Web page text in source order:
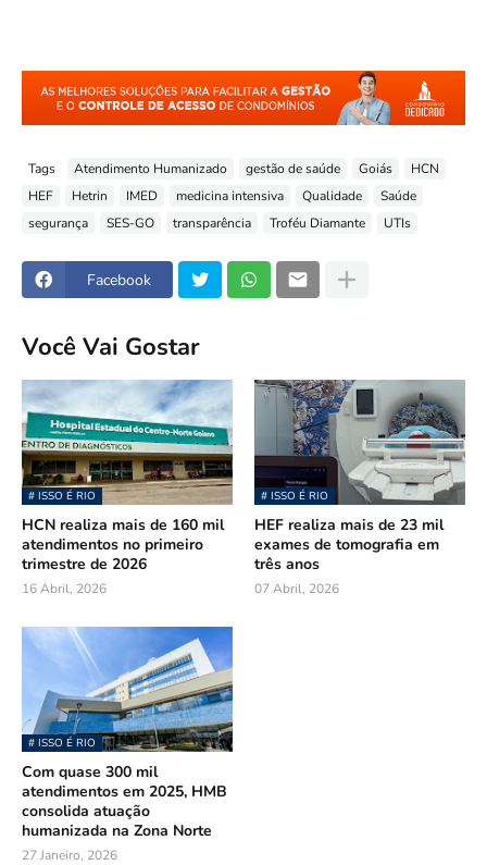
Tags Atendimento Humanizado gestão de saúde Goiás
HCN
HEF
Hetrin IMED medicina intensiva Qualidade
Saúde
segurança
SES-GO transparência Troféu Diamante UTIs
Facebook
Você Vai Gostar
# ISSO É RIO
HCN realiza mais de 160 mil
atendimentos no primeiro
trimestre de 2026
16 Abril, 2026
# ISSO É RIO
HEF realiza mais de 23 mil
exames de tomografia em
três anos
07 Abril, 2026
# ISSO É RIO
Com quase 300 mil
atendimentos em 2025, HMB
consolida atuação
humanizada na Zona Norte
27 Janeiro, 2026